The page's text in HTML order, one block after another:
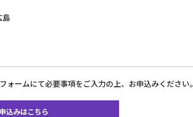
島
ームにて必要事項をご入力の上、お申込みください。
込みはこちら